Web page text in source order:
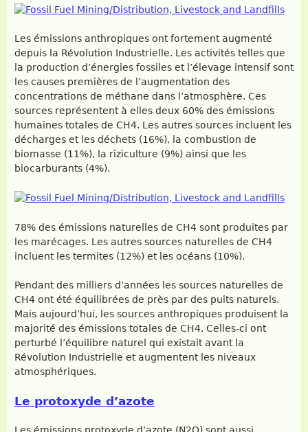
Les émissions anthropiques ont fortement augmenté
depuis la Révolution Industrielle. Les activités telles que
la production d’énergies fossiles et l’élevage intensif sont
les causes premières de l’augmentation des
concentrations de méthane dans l’atmosphère. Ces
sources représentent à elles deux 60% des émissions
humaines totales de CH4. Les autres sources incluent les
décharges et les déchets (16%), la combustion de
biomasse (11%), la riziculture (9%) ainsi que les
biocarburants (4%).
78% des émissions naturelles de CH4 sont produites par
les marécages. Les autres sources naturelles de CH4
incluent les termites (12%) et les océans (10%).
Pendant des milliers d’années les sources naturelles de
CH4 ont été équilibrées de près par des puits naturels.
Mais aujourd’hui, les sources anthropiques produisent la
majorité des émissions totales de CH4. Celles-ci ont
perturbé l’équilibre naturel qui existait avant la
Révolution Industrielle et augmentent les niveaux
atmosphériques.
Le protoxyde d’azote